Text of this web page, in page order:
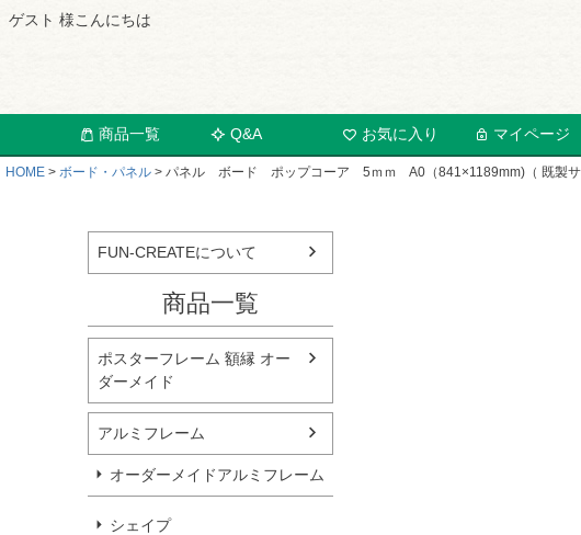
ゲスト 様こんにちは
商品一覧 Q&A お気に入り マイページ
HOME ボード・パネル パネル ボード ポップコーア 5ｍｍ A0（841×1189mm)（ 既製サ
FUN-CREATEについて
商品一覧
ポスターフレーム 額縁 オー
ダーメイド
アルミフレーム
オーダーメイドアルミフレーム
シェイプ